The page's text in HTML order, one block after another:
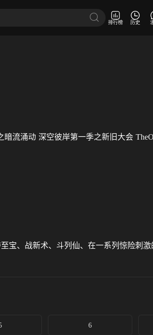
排行榜 历史
暗流涌动 深空彼岸第一季之新旧大会
宝、战新术、斗列仙、在一系列惊险刺激
6